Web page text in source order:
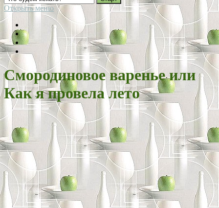
Открыть меню
Смородиновое варенье или
Как я провела лето